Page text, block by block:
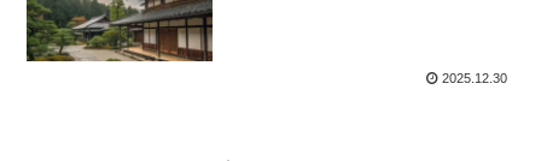
2025.12.30